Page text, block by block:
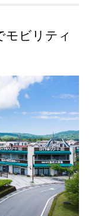
モビリティ